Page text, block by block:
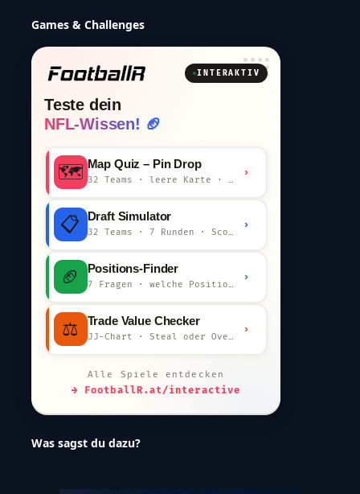
Games & Challenges
INTERAKTIV
Teste dein
NFL-Wissen! 🏈
🗺️ Map Quiz – Pin Drop
32 Teams · leere Karte · km-Wertung
›
📋 Draft Simulator
32 Teams · 7 Runden · Scout-Kommentar
›
🏈 Positions-Finder
7 Fragen · welche Position bist du?
›
⚖️ Trade Value Checker
JJ-Chart · Steal oder Overpay?
›
Alle Spiele entdecken
→ FootballR.at/interactive
Was sagst du dazu?